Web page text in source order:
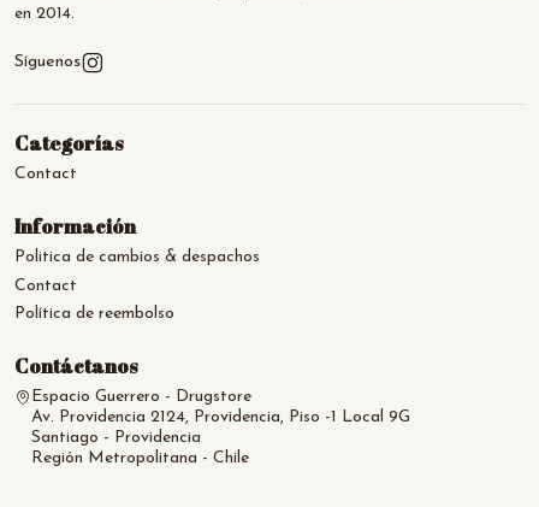
en 2014.
Síguenos
Categorías
Contact
Información
Politica de cambios & despachos
Contact
Política de reembolso
Contáctanos
Espacio Guerrero - Drugstore
Av. Providencia 2124, Providencia, Piso -1 Local 9G
Santiago - Providencia
Región Metropolitana - Chile